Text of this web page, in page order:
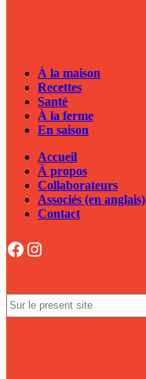
À la maison
Recettes
Santé
À la ferme
En saison
Accueil
À propos
Collaborateurs
Associés (en anglais)
Contact
Facebook
Instagram
Search